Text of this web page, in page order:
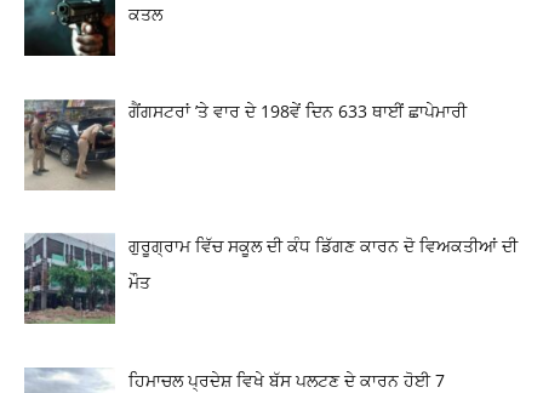
ਕਤਲ
ਗੈਂਗਸਟਰਾਂ ’ਤੇ ਵਾਰ ਦੇ 198ਵੇਂ ਦਿਨ 633 ਥਾਈਂ ਛਾਪੇਮਾਰੀ
ਗੁਰੂਗ੍ਰਾਮ ਵਿੱਚ ਸਕੂਲ ਦੀ ਕੰਧ ਡਿੱਗਣ ਕਾਰਨ ਦੋ ਵਿਅਕਤੀਆਂ ਦੀ
ਮੌਤ
ਹਿਮਾਚਲ ਪ੍ਰਦੇਸ਼ ਵਿਖੇ ਬੱਸ ਪਲਟਣ ਦੇ ਕਾਰਨ ਹੋਈ 7